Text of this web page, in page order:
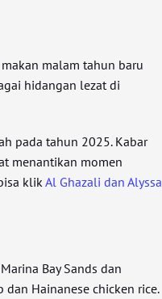
malam tahun baru
hidangan lezat di
pada tahun 2025. Kabar
menantikan momen
klikAl Ghazali dan Alyssa
Bay Sands dan
Hainanese chicken rice.